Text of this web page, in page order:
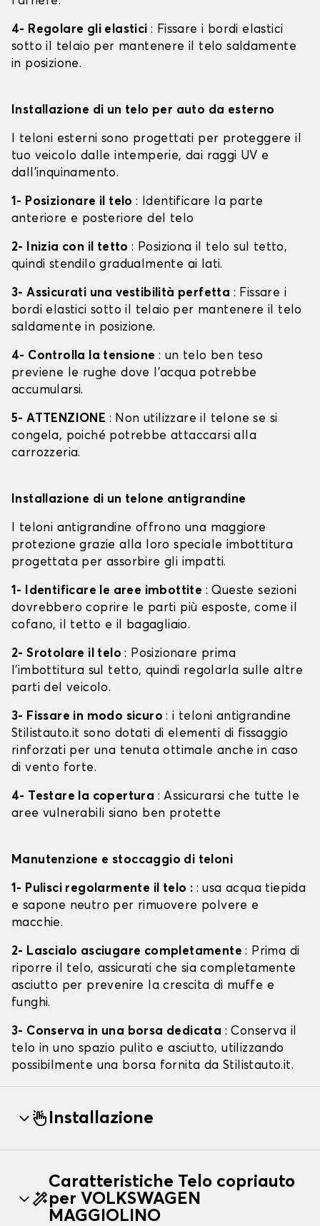
4- Regolare gli elastici : Fissare i bordi elastici
sotto il telaio per mantenere il telo saldamente
in posizione.
Installazione di un telo per auto da esterno
I teloni esterni sono progettati per proteggere il
tuo veicolo dalle intemperie, dai raggi UV e
dall'inquinamento.
1- Posizionare il telo: Identificare la parte
anteriore e posteriore del telo
2- Inizia con il tetto: Posiziona il telo sul tetto,
quindi stendilo gradualmente ai lati.
3- Assicurati una vestibilità perfetta : Fissare i
bordi elastici sotto il telaio per mantenere il telo
saldamente in posizione.
4- Controlla la tensione : un telo ben teso
previene le rughe dove l'acqua potrebbe
accumularsi.
5- ATTENZIONE : Non utilizzare il telone se si
congela, poiché potrebbe attaccarsi alla
carrozzeria.
Installazione di un telone antigrandine
I teloni antigrandine offrono una maggiore
protezione grazie alla loro speciale imbottitura
progettata per assorbire gli impatti.
1- Identificare le aree imbottite : Queste sezioni
dovrebbero coprire le parti più esposte, come il
cofano, il tetto e il bagagliaio.
2- Srotolare il telo: Posizionare prima
l'imbottitura sul tetto, quindi regolarla sulle altre
parti del veicolo.
3- Fissare in modo sicuro: i teloni antigrandine
Stilistauto.it sono dotati di elementi di fissaggio
rinforzati per una tenuta ottimale anche in caso
di vento forte.
4- Testare la copertura : Assicurarsi che tutte le
aree vulnerabili siano ben protette
Manutenzione e stoccaggio di teloni
1- Pulisci regolarmente il telo : : usa acqua tiepida
e sapone neutro per rimuovere polvere e
macchie.
2- Lascialo asciugare completamente: Prima di
riporre il telo, assicurati che sia completamente
asciutto per prevenire la crescita di muffe e
funghi.
3- Conserva in una borsa dedicata : Conserva il
telo in uno spazio pulito e asciutto, utilizzando
possibilmente una borsa fornita da Stilistauto.it.
Installazione
Caratteristiche Telo copriauto
per VOLKSWAGEN
MAGGIOLINO